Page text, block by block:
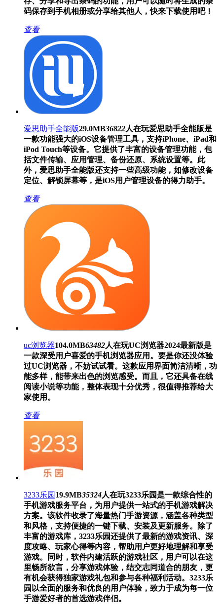
码保存到手机相册或分享给其他人，快来下载使用吧！
查看
爱思助手全能版29.0MB36822人在玩爱思助手全能版是
一款功能强大的iOS设备管理工具，支持iPhone、iPad和
iPod Touch等设备。它提供了丰富的设备管理功能，包
括文件传输、应用管理、备份还原、系统设置等。此
外，爱思助手全能版还支持一些高级功能，如修改设备
定位、解锁屏幕等，是iOS用户管理设备的得力助手。
查看
uc浏览器104.0MB63482人在玩UC浏览器2024最新版是
一款深受用户喜爱的手机浏览器应用。要是你还没体验
过UC浏览器，不妨试试看。这款应用界面简洁清晰，功
能多样，能带来出色的浏览感受。而且，它还具备在线
阅读小说等功能，整体表现十分优秀，很值得推荐给大
家使用。
查看
3233乐园 19.9MB35324人在玩3233乐园是一款综合性的
手机游戏服务平台，为用户提供一站式的手机游戏解决
方案。该软件收录了海量热门手游资源，涵盖各种类型
和风格，支持便捷的一键下载、安装及更新服务。除了
丰富的游戏库，3233乐园还提供了最新的游戏资讯、深
度攻略、玩家心得等内容，帮助用户更好地理解和享受
游戏。同时，软件内建活跃的游戏社区，用户可以在这
里畅所欲言，分享游戏体验，结交志同道合的朋友，更
有机会获得独家游戏礼包和参与各种福利活动。3233乐
园以全面的服务和优良的用户体验，致力于成为每一位
手游爱好者的首选游戏伴侣。